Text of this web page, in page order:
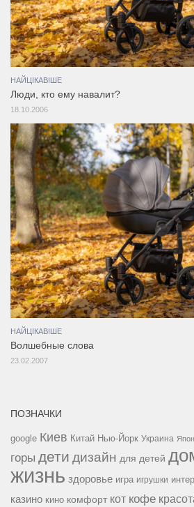
НАЙЦІКАВІШЕ
Люди, кто ему навалит?
18.10.2006
НАЙЦІКАВІШЕ
Волшебные слова
23.02.2007
ПОЗНАЧКИ
google Киев Китай Нью-Йорк Украина
горы дети дизайн для детей
жизнь здоровье игра игрушки
казино кино комфорт кот кофе